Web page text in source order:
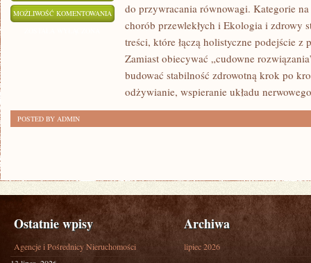
MOŻLIWOŚĆ KOMENTOWANIA EDUKACJA
ZDROWOTNA
DZIECI
do przywracania równowagi. Kategorie
chorób przewlekłych i Ekologia i zdrowy
treści, które łączą holistyczne podejście
Zamiast obiecywać „cudowne
budować stabilność zdrowotną krok po
odżywianie, wspieranie układu
POSTED BY ADMIN
Ostatnie wpisy
Agencje i Pośrednicy Nieruchomości
Archiwa
lipiec 2026